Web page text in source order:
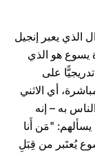
27- 35) يعود السؤال الذي يعبر إنجيل
يسوع هو الذي
على
أي الاثني
به – إنه
يسألهم: "مَن أَنا
هي أن يسوع يُعتَبر من قِبَلِ